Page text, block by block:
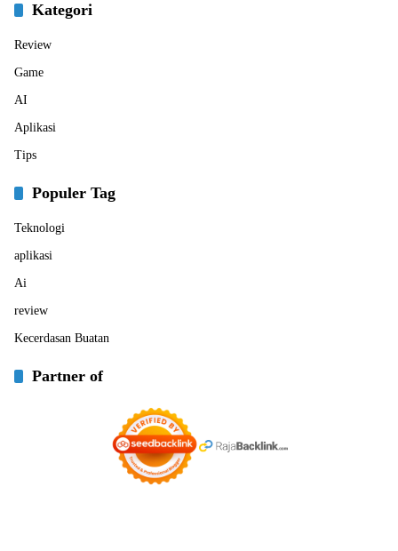
Kategori
Review
Game
AI
Aplikasi
Tips
Populer Tag
Teknologi
aplikasi
Ai
review
Kecerdasan Buatan
Partner of